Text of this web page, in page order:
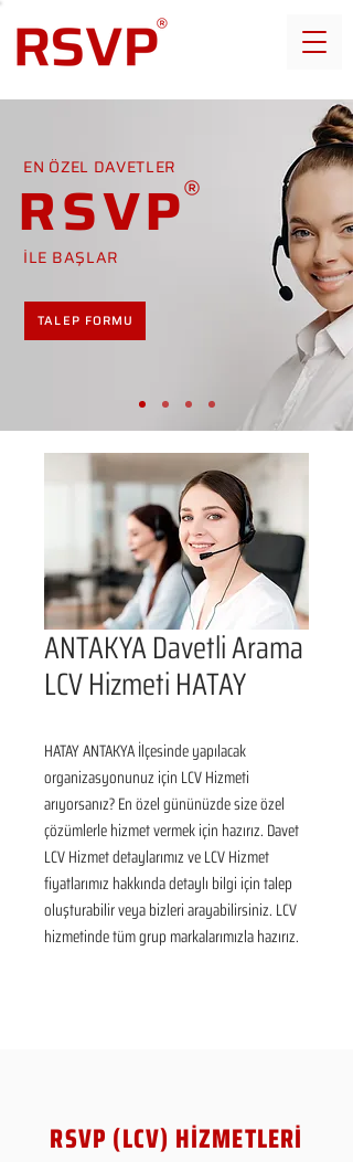
EN ÖZEL DAVETLER
RSVP
İLE BAŞLAR
TALEP FORMU
ANTAKYA Davetli Arama
LCV Hizmeti HATAY
HATAY ANTAKYA İlçesinde yapılacak
organizasyonunuz için LCV Hizmeti
arıyorsanız? En özel gününüzde size özel
çözümlerle hizmet vermek için hazırız. Davet
LCV Hizmet detaylarımız ve LCV Hizmet
fiyatlarımız hakkında detaylı bilgi için talep
oluşturabilir veya bizleri arayabilirsiniz. LCV
hizmetinde tüm grup markalarımızla hazırız.
RSVP (LCV) HİZMETLERİ